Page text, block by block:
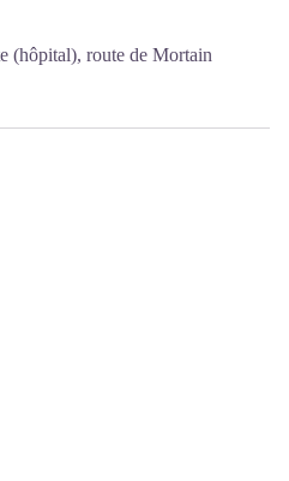
(hôpital), route de Mortain